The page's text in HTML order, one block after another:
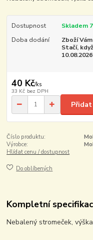
Dostupnost
Skladem
Doba dodání
Zboží
Stačí,
40 Kč/ks
33 Kč bez DPH
Číslo produktu:
Výrobce:
Hlídat cenu / dostupnost
Do oblíbených
Kompletní
Nebalený stromeček,